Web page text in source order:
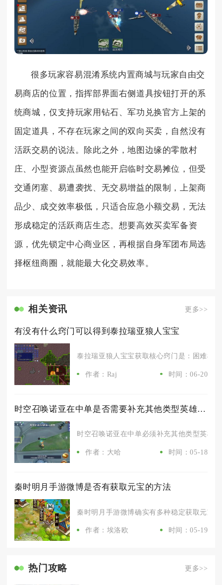
很多玩家容易混淆系统内置商城与玩家自由交
易商店的位置，指挥部界面右侧道具按钮打开的系
统商城，仅支持玩家用钻石、军功兑换官方上架的
固定道具，不存在玩家之间的双向买卖，自然没有
活跃交易的说法。除此之外，地图边缘的零散村
庄、小型资源点虽然也能开启临时交易摊位，但受
交通闭塞、易遭袭扰、无交易增益的限制，上架商
品少、成交效率极低，只适合应急小额交易，无法
形成稳定的活跃商店生态。想要高效买卖军备资
源，优先锁定中心商业区，再根据自身军团布局选
择枢纽商圈，就能最大化交易效率。
相关资讯 更多>>
有没有什么窍门可以得到泰拉瑞亚狼人宝宝
泰拉瑞亚狼人宝宝获取核心窍门是：困难模
作者：Raj 时间：06-20
时空召唤诺亚在中单是否需要补充其他类型英雄的输出能力
时空召唤诺亚在中单必须补充其他类型英雄
作者：大哈 时间：05-18
秦时明月手游微博是否有获取元宝的方法
秦时明月手游微博确实有多种稳定获取元宝
作者：埃洛欧 时间：05-19
热门攻略 更多>>